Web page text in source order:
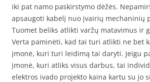
iki pat namo paskirstymo dėžės.
apsaugoti kabelį nuo įvairių mechaninių
Tuomet beliks atlikti varžų matavimus ir
Verta paminėti, kad tai turi atlikti ne bet
įmonė, kuri turi leidimą tai daryti. Jeigu
įmonė, kuri atliks visus darbus, tai
elektros ivado projekto kaina kartu su jo